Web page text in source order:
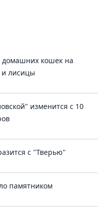
домашних кошек на
и лисицы
изменится с 10
с "Тверью"
памятником